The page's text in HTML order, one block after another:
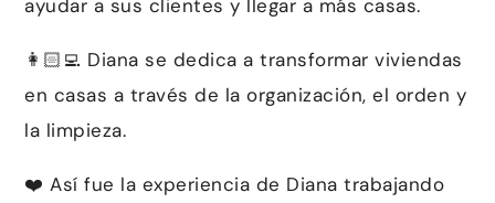
ayudar a sus clientes y llegar a más casas.
👩🏻‍💻 Diana se dedica a transformar viviendas
en casas a través de la organización, el orden y
la limpieza.
❤️ Así fue la experiencia de Diana trabajando